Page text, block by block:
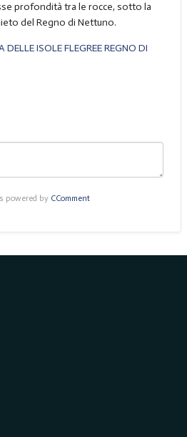
profondità tra le rocce, sotto la
del Regno di Nettuno.
ISOLE FLEGREE REGNO DI
powered by CComment